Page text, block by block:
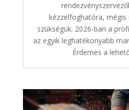
kézzelfoghatóra, mégis
szükségük. 2026-ban a
az egyik leghatékonyabb
Érdemes a